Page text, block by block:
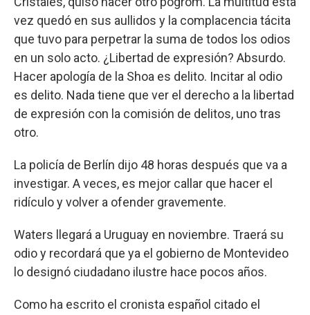
vez quedó en sus aullidos y la complacencia tácita
que tuvo para perpetrar la suma de todos los odios
en un solo acto. ¿Libertad de expresión? Absurdo.
Hacer apología de la Shoa es delito. Incitar al odio
es delito. Nada tiene que ver el derecho a la libertad
de expresión con la comisión de delitos, uno tras
otro.
La policía de Berlín dijo 48 horas después que va a
investigar. A veces, es mejor callar que hacer el
ridículo y volver a ofender gravemente.
Waters llegará a Uruguay en noviembre. Traerá su
odio y recordará que ya el gobierno de Montevideo
lo designó ciudadano ilustre hace pocos años.
Como ha escrito el cronista español citado el